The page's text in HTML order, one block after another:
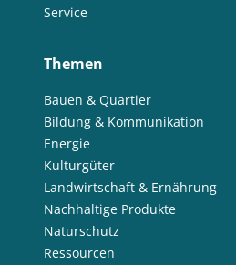
Service
Themen
Bauen & Quartier
Bildung & Kommunikation
Energie
Kulturgüter
Landwirtschaft & Ernährung
Nachhaltige Produkte
Naturschutz
Ressourcen